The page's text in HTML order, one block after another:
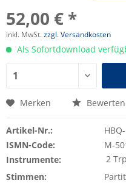
52,00 € *
inkl. MwSt.zzgl. Versandkosten
Als Sofortdownload
Merken Bewerten
Artikel-Nr.:
ISMN-Code:
M-
Instrumente:
2
Stimmen: